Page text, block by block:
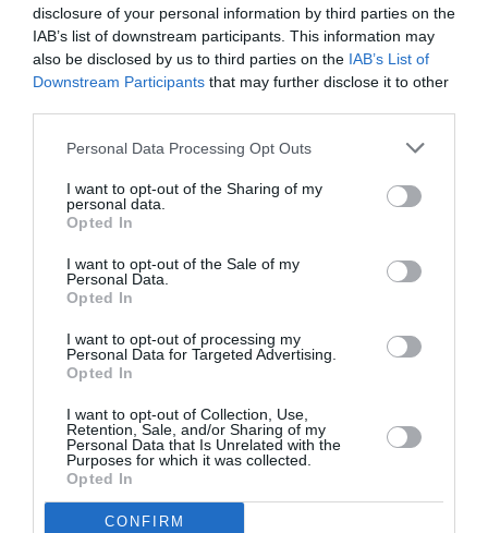
disclosure of your personal information by third parties on the
IAB’s list of downstream participants. This information may
also be disclosed by us to third parties on the IAB’s List of
Downstream Participants that may further disclose it to other
Personal Data Processing Opt Outs
I want to opt-out of the Sharing of my
personal data.
Opted In
I want to opt-out of the Sale of my
Personal Data.
Opted In
I want to opt-out of processing my
Personal Data for Targeted Advertising.
Opted In
I want to opt-out of Collection, Use,
Retention, Sale, and/or Sharing of my
Personal Data that Is Unrelated with the
Purposes for which it was collected.
Opted In
CONFIRM